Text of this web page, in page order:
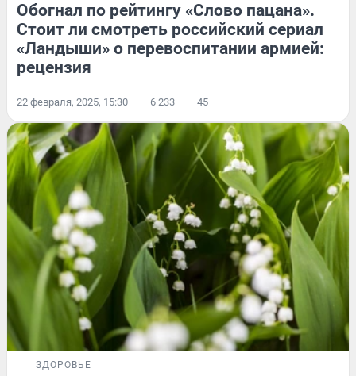
Обогнал по рейтингу «Слово пацана».
Стоит ли смотреть российский сериал
«Ландыши» о перевоспитании армией:
рецензия
22 февраля, 2025, 15:30 6 233 45
ЗДОРОВЬЕ